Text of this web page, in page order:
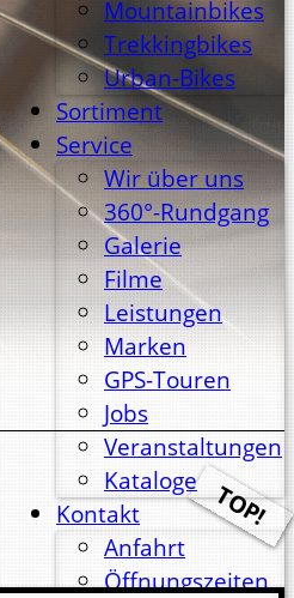
Mountainbikes
Trekkingbikes
Urban-Bikes
Sortiment
Service
Wir über uns
360°-Rundgang
Galerie
Filme
Leistungen
Marken
GPS-Touren
Jobs
Veranstaltungen
Kataloge
Kontakt
Anfahrt
Öffnungszeiten